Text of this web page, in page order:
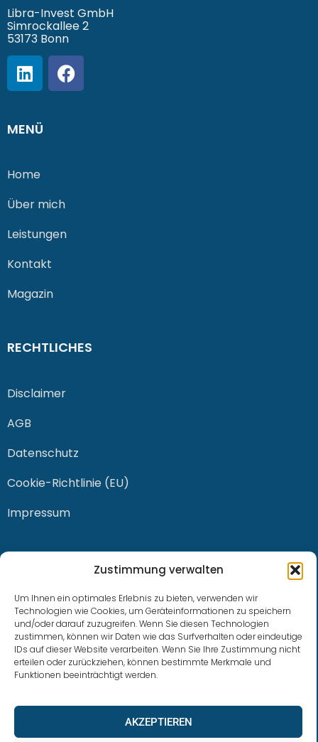
Zustimmung verwalten
Um Ihnen ein optimales Erlebnis zu bieten, verwenden wir
Technologien wie Cookies, um Geräteinformationen zu speichern
und/oder darauf zuzugreifen. Wenn Sie diesen Technologien
zustimmen, können wir Daten wie das Surfverhalten oder eindeutige
IDs auf dieser Website verarbeiten. Wenn Sie Ihre Zustimmung nicht
erteilen oder zurückziehen, können bestimmte Merkmale und
Funktionen beeinträchtigt werden.
AKZEPTIEREN
Libra-Invest GmbH
Simrockallee 2
53173 Bonn
MENÜ
Home
Über mich
Leistungen
Kontakt
Magazin
RECHTLICHES
Disclaimer
AGB
Datenschutz
Cookie-Richtlinie (EU)
Impressum
0228 / 915 614 81
klaus.buhl@libra-invest.de